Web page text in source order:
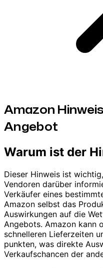
Amazon
Angebot
Warum ist der
Dieser Hinweis ist
Vendoren darüber
Verkäufer eines
Amazon selbst das
Auswirkungen auf die
Angebots. Amazon kann
schnelleren Lieferzeiten
punkten, was direkte
Verkaufschancen der